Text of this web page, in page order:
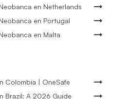
en Netherlands
en Portugal
en Malta
Colombia | OneSafe
Brazil: A 2026 Guide